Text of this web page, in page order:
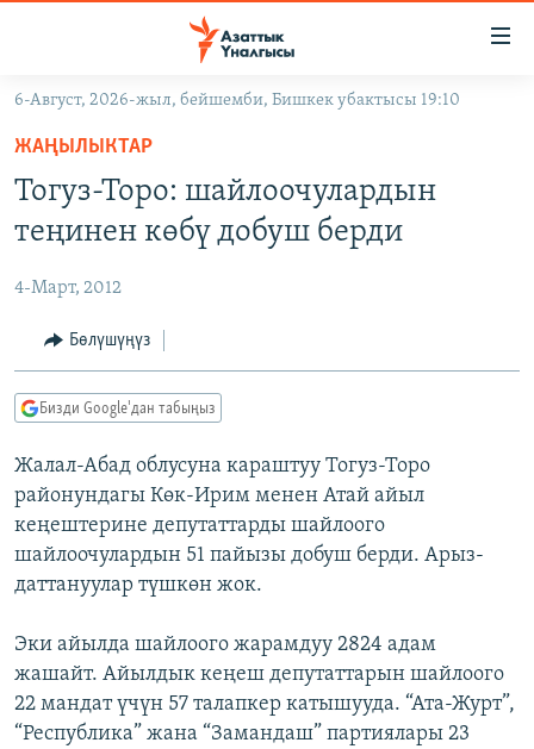
Навигацияга
өтүңүз
Издөөгө
салыңызКЫРГЫЗСТАН
ЭКОНОМИКА
МАДАНИЯТ
ДҮЙНӨ
БОРБОР АЗИЯ
АТАЙЫН ИЛИКТӨӨ
ТВ ПРОГРАММАЛАР
ЭКСПЕРТТЕР ТАЛДАЙТ
БИЗ ЖАНА ДҮЙНӨ
ДАНИСТЕ
ЭЖЕ-СИҢДИЛЕР
АЗАТТЫК+
ЫҢГАЙСЫЗ СУРООЛОР
ӨЗГӨЧӨ ПИКИР
Русский
ОНЛАЙН ШЕРИНЕ
ЭЕ/АРнун бардык сайттары
6-Август, 2026-жыл, бейшемби, Бишкек убактысы 19:10
ЖАҢЫЛЫКТАР
Тогуз-Торо: шайлоочулардын
теңинен көбү добуш берди
4-Март, 2012
Бөлүшүңүз
Бизди Google'дан табыңыз
Жалал-Абад облусуна караштуу Тогуз-Торо
районундагы Көк-Ирим менен Атай айыл
кеңештерине депутаттарды шайлоого
шайлоочулардын 51 пайызы добуш берди. Арыз-
даттануулар түшкөн жок.
Эки айылда шайлоого жарамдуу 2824 адам
жашайт. Айылдык кеңеш депутаттарын шайлоого
22 мандат үчүн 57 талапкер катышууда. “Ата-Журт”,
“Республика” жана “Замандаш” партиялары 23